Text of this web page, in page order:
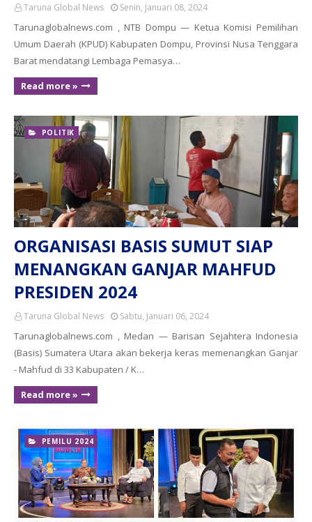
Taruna Global News Senin, Januari 08, 2024
Tarunaglobalnews.com , NTB Dompu — Ketua Komisi Pemilihan
Umum Daerah (KPUD) Kabupaten Dompu, Provinsi Nusa Tenggara
Barat mendatangi Lembaga Pemasya…
Read more »
POLITIK
ORGANISASI BASIS SUMUT SIAP
MENANGKAN GANJAR MAHFUD
PRESIDEN 2024
Taruna Global News Sabtu, Januari 06, 2024
Tarunaglobalnews.com , Medan — Barisan Sejahtera Indonesia
(Basis) Sumatera Utara akan bekerja keras memenangkan Ganjar
- Mahfud di 33 Kabupaten / K…
Read more »
PEMILU 2024